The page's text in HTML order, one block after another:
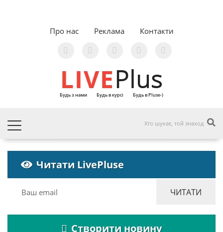
Про нас Реклама Контакти
LIVEPlus
Будь з нами Будь в курсі Будь в Pluse-)
Читати LivePluse
Створити новину